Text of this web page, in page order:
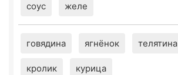
соус желе
говядина ягнёнок телятина
кролик курица